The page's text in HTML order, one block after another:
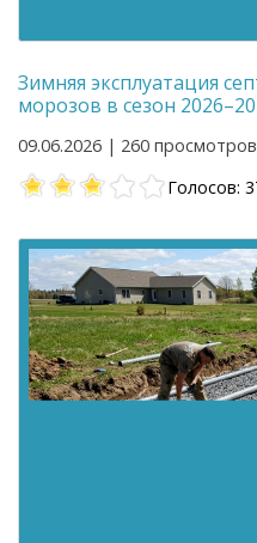
Зимняя эксплуатация
морозов в сезон
09.06.2026 | 260 просмотров
Голосов: